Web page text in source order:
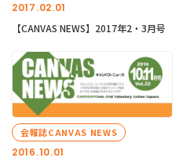
2017.02.01
【CANVAS NEWS】2017年2・3月号
2016.10.01
会報誌CANVAS NEWS